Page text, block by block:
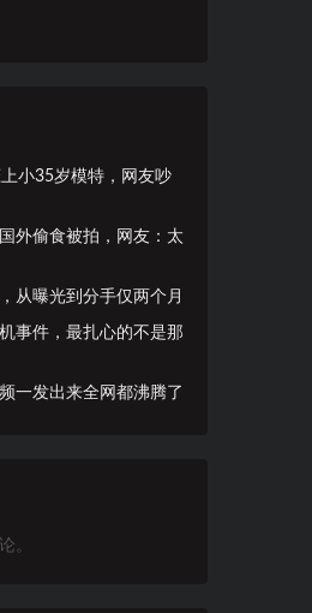
小35岁模特，网友吵
外偷食被拍，网友：太
从曝光到分手仅两个月
事件，最扎心的不是那
一发出来全网都沸腾了
。